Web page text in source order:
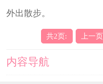
外出散步。
共2页: 上一页
内容导航